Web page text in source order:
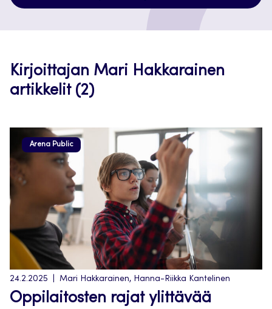
uuteen
välilehteen
Kirjoittajan Mari Hakkarainen
artikkelit (2)
Arena Public
24.2.2025 Mari Hakkarainen, Hanna-Riikka Kantelinen
Oppilaitosten rajat ylittävää